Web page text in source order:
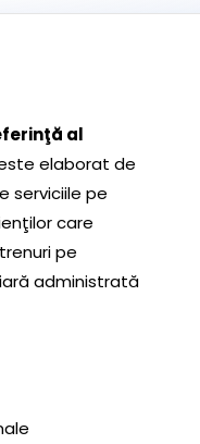
al
elaborat de
serviciile pe
care
pe
administrată